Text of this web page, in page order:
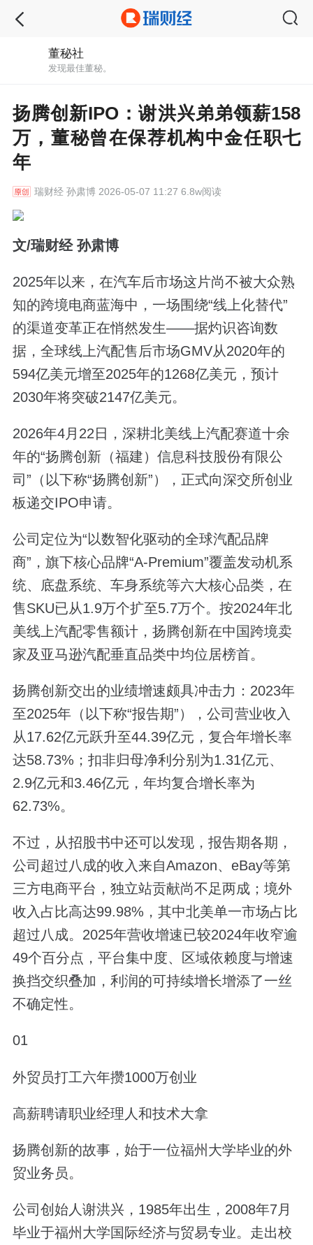
董秘社
发现最佳董秘。
扬腾创新IPO：谢洪兴弟弟领薪158
万，董秘曾在保荐机构中金任职七
年
瑞财经孙肃博 2026-05-07 11:27 6.8w阅读
文/瑞财经 孙肃博
2025年以来，在汽车后市场这片尚不被大众熟
知的跨境电商蓝海中，一场围绕“线上化替代”
的渠道变革正在悄然发生——据灼识咨询数
据，全球线上汽配售后市场GMV从2020年的
594亿美元增至2025年的1268亿美元，预计
2030年将突破2147亿美元。
2026年4月22日，深耕北美线上汽配赛道十余
年的“扬腾创新（福建）信息科技股份有限公
司”（以下称“扬腾创新”），正式向深交所创业
板递交IPO申请。
公司定位为“以数智化驱动的全球汽配品牌
商”，旗下核心品牌“A-Premium”覆盖发动机系
统、底盘系统、车身系统等六大核心品类，在
售SKU已从1.9万个扩至5.7万个。按2024年北
美线上汽配零售额计，扬腾创新在中国跨境卖
家及亚马逊汽配垂直品类中均位居榜首。
扬腾创新交出的业绩增速颇具冲击力：2023年
至2025年（以下称“报告期”），公司营业收入
从17.62亿元跃升至44.39亿元，复合年增长率
达58.73%；扣非归母净利分别为1.31亿元、
2.9亿元和3.46亿元，年均复合增长率为
62.73%。
不过，从招股书中还可以发现，报告期各期，
公司超过八成的收入来自Amazon、eBay等第
三方电商平台，独立站贡献尚不足两成；境外
收入占比高达99.98%，其中北美单一市场占比
超过八成。2025年营收增速已较2024年收窄逾
49个百分点，平台集中度、区域依赖度与增速
换挡交织叠加，利润的可持续增长增添了一丝
不确定性。
01
外贸员打工六年攒1000万创业
高薪聘请职业经理人和技术大拿
扬腾创新的故事，始于一位福州大学毕业的外
贸业务员。
公司创始人谢洪兴，1985年出生，2008年7月
毕业于福州大学国际经济与贸易专业。走出校